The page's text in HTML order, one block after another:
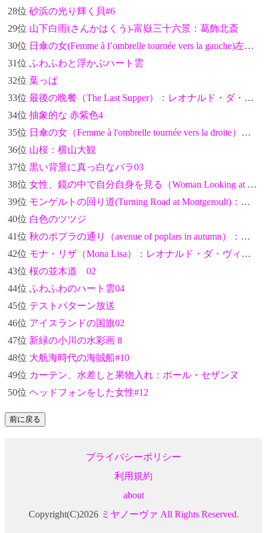
28位 砂浜の光り輝く貝#6
29位 山下白雨(さんかはくう)-富嶽三十六景：葛飾北斎
30位 日傘の女(Femme à l’ombrelle tournée vers la gauche)左向き：クロード・モネ
31位 ふわふわと浮かぶハート雲
32位 葉っぱ
33位 最後の晩餐（The Last Supper）：レオナルド・ダ・ヴィンチ
34位 抽象的な 赤紫色4
35位 日傘の女（Femme à l'ombrelle tournée vers la droite）右向き：クロード・モネ
36位 山桜：横山大観
37位 黒い背景に真っ白なバラ03
38位 女性、鏡の中で自分自身を見る（Woman Looking at Herself in a Mirror）：葛飾北斎
39位 モンゲルトの回り道(Turning Road at Montgeroult)：ポール・セザンヌ
40位 白色のツツジ
41位 秋のポプラの通り（avenue of poplars in autumn）：フィンセント・ファン・ゴッホ
42位 モナ・リザ（Mona Lisa）：レオナルド・ダ・ヴィンチ
43位 桜の並木道 02
44位 ふわふわのハート雲04
45位 テストパターン放送
46位 アイスランドの国旗02
47位 新緑の小川の水彩画 8
48位 大航海時代の海賊船#10
49位 カーテン、水差しと果物入れ：ポール・セザンヌ
50位 ヘッドフォンをした女性#12
プライバシーポリシー
利用規約
about
Copyright(C)2026 ミヤノーヴァ All Rights Reserved.